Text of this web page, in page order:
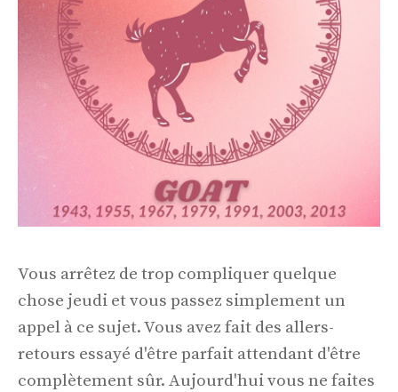
Vous arrêtez de trop compliquer quelque
chose jeudi et vous passez simplement un
appel à ce sujet. Vous avez fait des allers-
retours essayé d'être parfait attendant d'être
complètement sûr. Aujourd'hui vous ne faites